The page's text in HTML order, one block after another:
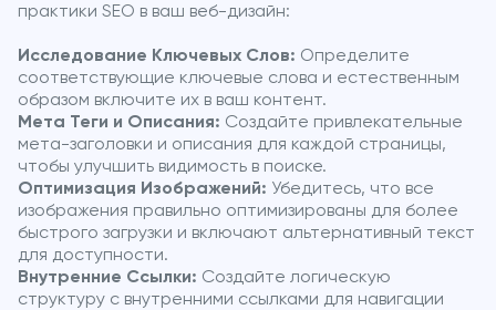
практики SEO в ваш веб-дизайн:
Исследование Ключевых Слов: Определите
соответствующие ключевые слова и естественным
образом включите их в ваш контент.
Мета Теги и Описания: Создайте привлекательные
мета-заголовки и описания для каждой страницы,
чтобы улучшить видимость в поиске.
Оптимизация Изображений: Убедитесь, что все
изображения правильно оптимизированы для более
быстрого загрузки и включают альтернативный текст
для доступности.
Внутренние Ссылки: Создайте логическую
структуру с внутренними ссылками для навигации